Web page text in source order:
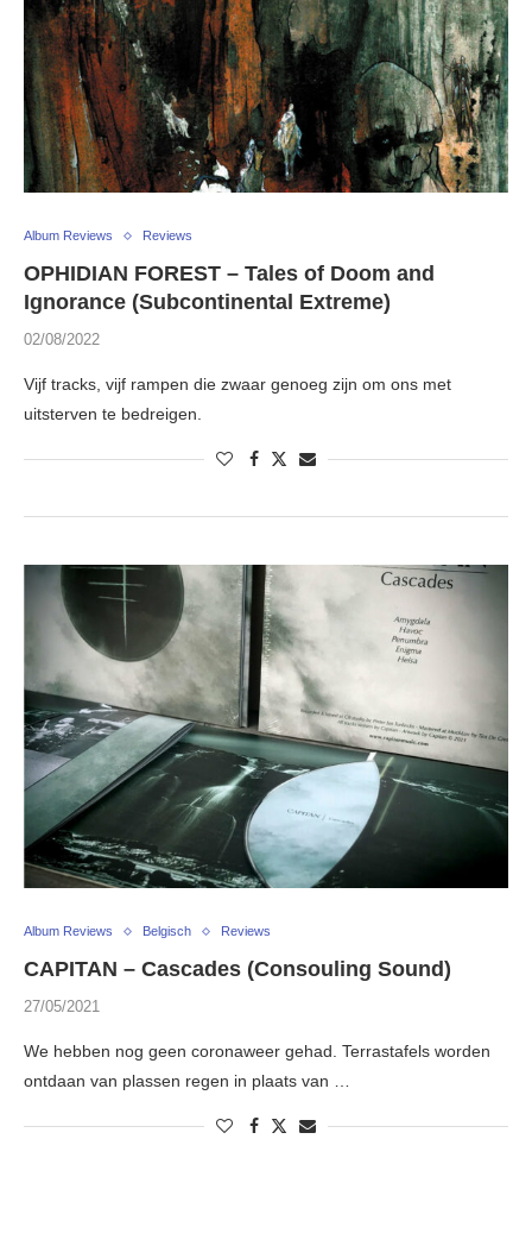
Album Reviews Reviews
OPHIDIAN FOREST – Tales of Doom and
Ignorance (Subcontinental Extreme)
02/08/2022
Vijf tracks, vijf rampen die zwaar genoeg zijn om ons met
uitsterven te bedreigen.
Album Reviews Belgisch Reviews
CAPITAN – Cascades (Consouling Sound)
27/05/2021
We hebben nog geen coronaweer gehad. Terrastafels worden
ontdaan van plassen regen in plaats van …